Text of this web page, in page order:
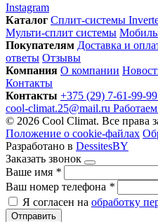
Instagram
Каталог Сплит-системы
Мульти-сплит системы
Покупателям Доставка и
ответы Отзывы
Компания О компании
Контакты
Контакты +375 (29) 7-61-99-99
cool-climat.25@mail.ru
© 2026 Cool Climat. Все права
Положение о cookie-файлах
Разработано в DessitesBY
Заказать звонок
Ваше имя *
Ваш номер телефона *
Я согласен на обработку
Отправить